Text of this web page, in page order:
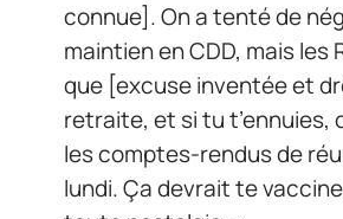
connue]. On a tenté de
maintien en CDD, mais les
que [excuse inventée et
retraite, et si tu t’ennuies,
les comptes-rendus de
lundi. Ça devrait te